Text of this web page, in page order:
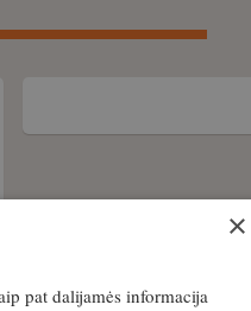
×
pat dalijamės informacija